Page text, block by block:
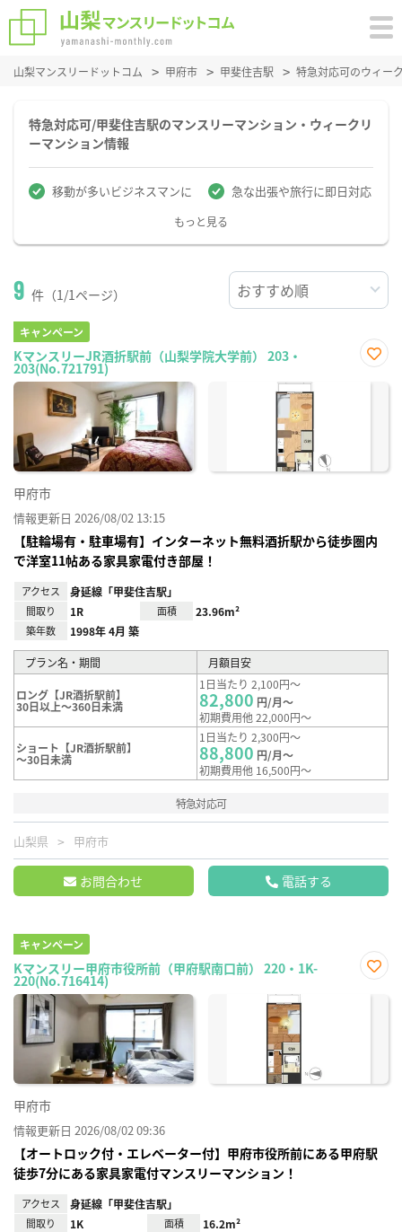
山梨マンスリードットコム 甲府市 甲斐住吉駅 特急対応可のウィー
特急対応可/甲斐住吉駅のマンスリーマンション・ウィークリ
ーマンション情報
移動が多いビジネスマンに 急な出張や旅行に即日対応
もっと見る
9 件（1/1ページ）
キャンペーン
KマンスリーJR酒折駅前（山梨学院大学前） 203・
203(No.721791)
に入
甲府市
情報更新日 2026/08/02 13:15
【駐輪場有・駐車場有】インターネット無料酒折駅から徒歩圏内
で洋室11帖ある家具家電付き部屋！
アクセス 身延線「甲斐住吉駅」
間取り 1R 面積 23.96m²
築年数 1998年 4月 築
プラン名・期間 月額目安
ロング【JR酒折駅前】
30日以上～360日未満
1日当たり 2,100円～
82,800 円/月～
初期費用他 22,000円～
ショート【JR酒折駅前】
～30日未満
1日当たり 2,300円～
88,800 円/月～
初期費用他 16,500円～
特急対応可
山梨県 甲府市
お問合わせ 電話する
キャンペーン
Kマンスリー甲府市役所前（甲府駅南口前） 220・1K-
220(No.716414)
に入
甲府市
情報更新日 2026/08/02 09:36
【オートロック付・エレベーター付】甲府市役所前にある甲府駅
徒歩7分にある家具家電付マンスリーマンション！
アクセス 身延線「甲斐住吉駅」
間取り 1K 面積 16.2m²